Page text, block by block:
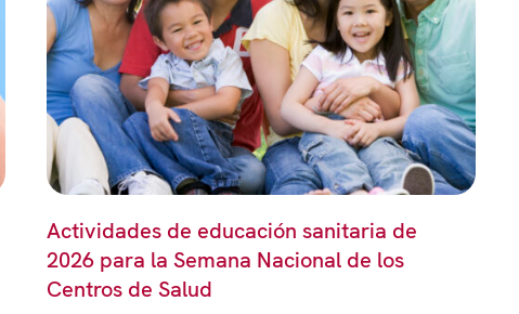
Actividades de educación sanitaria de
2026 para la Semana Nacional de los
Centros de Salud